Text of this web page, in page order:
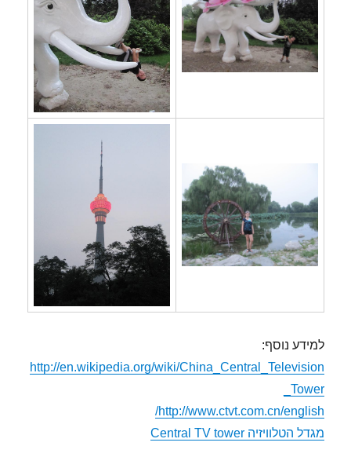
למידע נוסף:
http://en.wikipedia.org/wiki/China_Central_Television
_Tower
http://www.ctvt.com.cn/english/
מגדל הטלוויזיה Central TV tower